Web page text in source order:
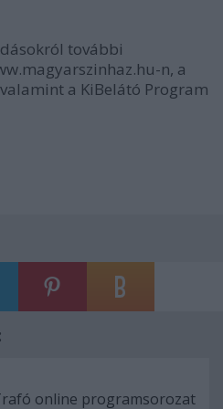
további
n, a
a KiBelátó Program
online programsorozat